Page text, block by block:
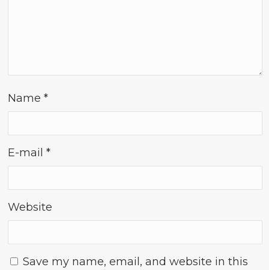
Name*
E-mail*
Website
Save my name, email, and website in this